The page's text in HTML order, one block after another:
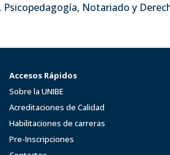
Notariado y
Accesos Rápidos
Sobre la UNIBE
Acreditaciones de Calidad
Habilitaciones de carreras
Pre-Inscripciones